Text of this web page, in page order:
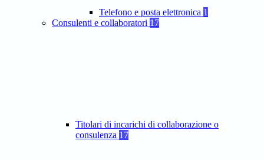
Telefono e posta elettronica 1
Consulenti e collaboratori 17
Titolari di incarichi di collaborazione o
consulenza 17